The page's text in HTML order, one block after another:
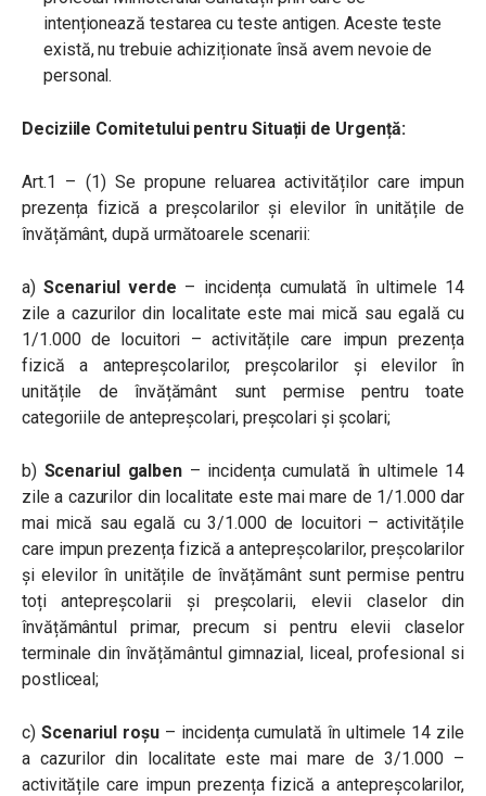
intenționează testarea cu teste antigen. Aceste teste
există, nu trebuie achiziționate însă avem nevoie de
personal.
Deciziile Comitetului pentru Situații de Urgență:
Art.1 – (1) Se propune reluarea activităților care impun
prezența fizică a preșcolarilor și elevilor în unitățile de
învățământ, după următoarele scenarii:
a)Scenariul verde – incidența cumulată în ultimele 14
zile a cazurilor din localitate este mai mică sau egală cu
1/1.000 de locuitori – activitățile care impun prezența
fizică a antepreșcolarilor, preșcolarilor și elevilor în
unitățile de învățământ sunt permise pentru toate
categoriile de antepreșcolari, preșcolari și școlari;
b) Scenariul galben – incidența cumulată în ultimele 14
zile a cazurilor din localitate este mai mare de 1/1.000 dar
mai mică sau egală cu 3/1.000 de locuitori – activitățile
care impun prezența fizică a antepreșcolarilor, preșcolarilor
și elevilor în unitățile de învățământ sunt permise pentru
toți antepreșcolarii și preșcolarii, elevii claselor din
învățământul primar, precum si pentru elevii claselor
terminale din învățământul gimnazial, liceal, profesional si
postliceal;
c) Scenariul roșu – incidența cumulată în ultimele 14 zile
a cazurilor din localitate este mai mare de 3/1.000 –
activitățile care impun prezența fizică a antepreșcolarilor,